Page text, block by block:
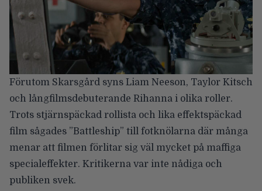
Förutom Skarsgård syns Liam Neeson, Taylor Kitsch
och långfilmsdebuterande Rihanna i olika roller.
Trots stjärnspäckad rollista och lika effektspäckad
film sågades ”Battleship” till fotknölarna där många
menar att filmen förlitar sig väl mycket på maffiga
specialeffekter. Kritikerna var inte nådiga och
publiken svek.